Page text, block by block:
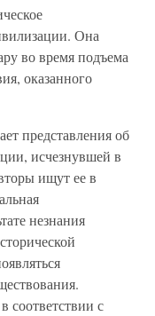
Она
во время подъема
оказанного
представления об
исчезнувшей в
ищут ее в
незнания
соответствии с